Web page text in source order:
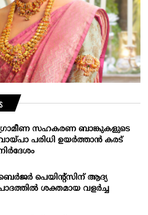
സഹകരണ ബാങ്കുകളുടെ
പരിധി ഉയർത്താൻ കരട്
പെയിന്റ്സിന് ആദ്യ
ശക്തമായ വളർച്ച